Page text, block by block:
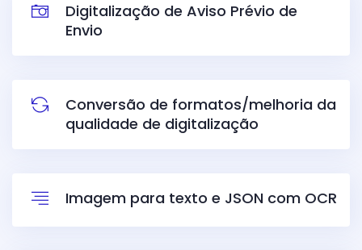
Digitalização de Aviso Prévio de
Envio
Conversão de formatos/melhoria da
qualidade de digitalização
Imagem para texto e JSON com OCR